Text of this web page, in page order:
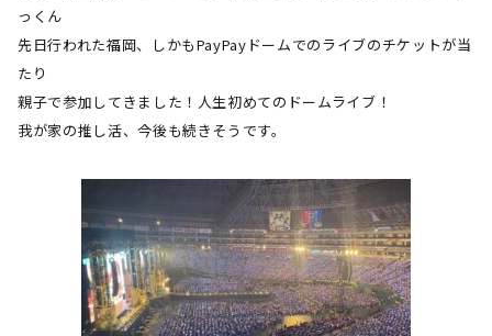
っくん
先日行われた福岡、しかもPayPay ドームでのライブのチケットが当
たり
親子で参加してきました！人生初めてのドームライブ！
我が家の推し活、今後も続きそうです。